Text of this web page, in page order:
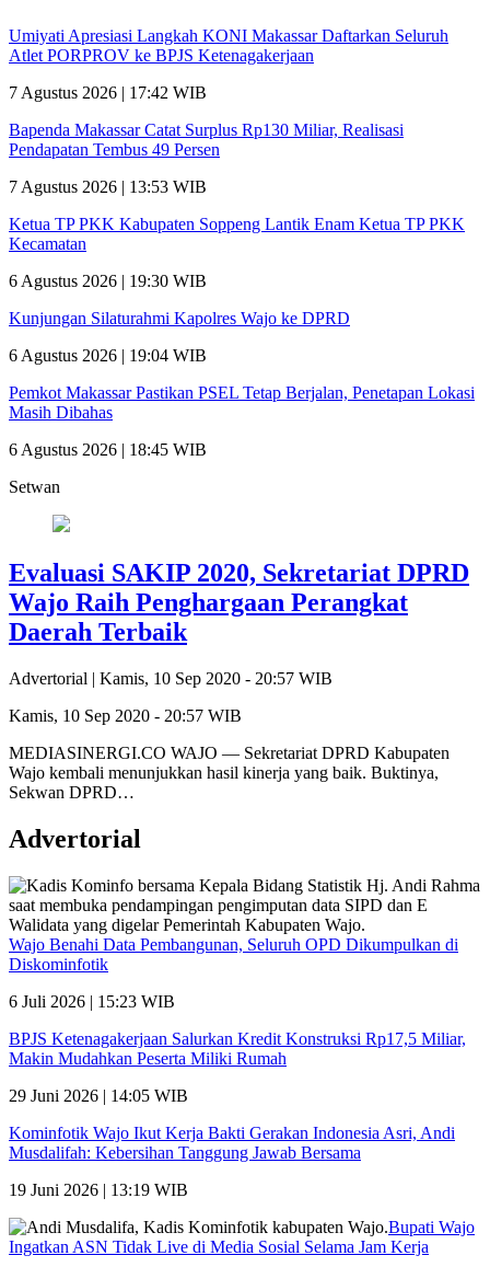
Umiyati Apresiasi Langkah KONI Makassar Daftarkan Seluruh
Atlet PORPROV ke BPJS Ketenagakerjaan
7 Agustus 2026 | 17:42 WIB
Bapenda Makassar Catat Surplus Rp130 Miliar, Realisasi
Pendapatan Tembus 49 Persen
7 Agustus 2026 | 13:53 WIB
Ketua TP PKK Kabupaten Soppeng Lantik Enam Ketua TP PKK
Kecamatan
6 Agustus 2026 | 19:30 WIB
Kunjungan Silaturahmi Kapolres Wajo ke DPRD
6 Agustus 2026 | 19:04 WIB
Pemkot Makassar Pastikan PSEL Tetap Berjalan, Penetapan Lokasi
Masih Dibahas
6 Agustus 2026 | 18:45 WIB
Setwan
Evaluasi SAKIP 2020, Sekretariat DPRD
Wajo Raih Penghargaan Perangkat
Daerah Terbaik
Advertorial | Kamis, 10 Sep 2020 - 20:57 WIB
Kamis, 10 Sep 2020 - 20:57 WIB
MEDIASINERGI.CO WAJO — Sekretariat DPRD Kabupaten
Wajo kembali menunjukkan hasil kinerja yang baik. Buktinya,
Sekwan DPRD…
Advertorial
Wajo Benahi Data Pembangunan, Seluruh OPD Dikumpulkan di
Diskominfotik
6 Juli 2026 | 15:23 WIB
BPJS Ketenagakerjaan Salurkan Kredit Konstruksi Rp17,5 Miliar,
Makin Mudahkan Peserta Miliki Rumah
29 Juni 2026 | 14:05 WIB
Kominfotik Wajo Ikut Kerja Bakti Gerakan Indonesia Asri, Andi
Musdalifah: Kebersihan Tanggung Jawab Bersama
19 Juni 2026 | 13:19 WIB
Bupati Wajo
Ingatkan ASN Tidak Live di Media Sosial Selama Jam Kerja